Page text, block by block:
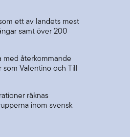
ett av landets mest
samt över 200
återkommande
Valentino och Till
räknas
inom svensk